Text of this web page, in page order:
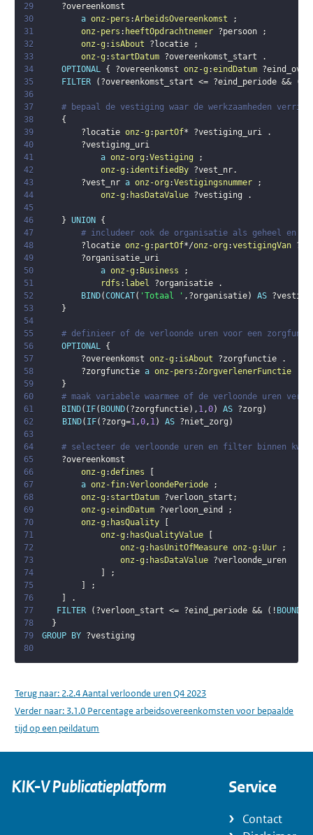
29
?overeenkomst
30
a onz-pers :ArbeidsOvereenkomst
;
31
onz-pers : heeftOpdrachtnemer ?persoon
;
32
onz-g : isAbout ?locatie
;
33
onz-g : startDatum ?overeenkomst_start
.
34
OPTIONAL { ?overeenkomst onz-g :eindDatum
35
FILTER ( ?overeenkomst_start <= ?eind_periode && (
36
37
# bepaal de vestiging waar de werkzaamheden
38
{
39
?locatie onz-g : partOf* ?vestiging_uri
.
40
?vestiging_uri
41
a onz-org :Vestiging
;
42
onz-g : identifiedBy ?vest_nr.
43
?vest_nr a onz-org :Vestigingsnummer
;
44
onz-g : hasDataValue ?vestiging
.
45
46
} UNION
{
47
# includeer ook de organisatie als geheel en
48
?locatie onz-g : partOf*/onz-org :vestigingVan
49
?organisatie_uri
50
a onz-g : Business
;
51
rdfs : label ?organisatie
.
52
BIND(CONCAT( 'Totaal ' , ?organisatie) AS
53
}
54
55
# definieer of de verloonde uren voor een
56
OPTIONAL {
57
?overeenkomst onz-g : isAbout ?zorgfunctie
.
58
?zorgfunctie a onz-pers : ZorgverlenerFunctie
59
}
60
# maak variabele waarmee of de verloonde uren
61
BIND( IF( BOUND( ?zorgfunctie) , 1,0) AS ?zorg )
62
BIND( IF( ?zorg=1,0, 1) AS ?niet_zorg )
63
64
# selecteer de verloonde uren en filter binnen
65
?overeenkomst
66
onz-g :defines
67
a onz-fin:VerloondePeriode
;
68
onz-g : startDatum ?verloon_start ;
69
onz-g :eindDatum ?verloon_eind
;
70
onz-g : hasQuality
71
onz-g : hasQualityValue
72
onz-g : hasUnitOfMeasure onz-g :Uur
;
73
onz-g : hasDataValue ?verloonde_uren
74
;
75
;
76
.
77
FILTER ( ?verloon_start <= ?eind_periode && ( ! BOUND
78
}
79
GROUP BY ?vestiging
80
Terug naar: 2.2.4 Aantal verloonde uren Q4 2023
Verder naar: 3.1.0 Percentage arbeidsovereenkomsten voor bepaalde
tijd op een peildatum
KIK-V Publicatieplatform Service
Contact